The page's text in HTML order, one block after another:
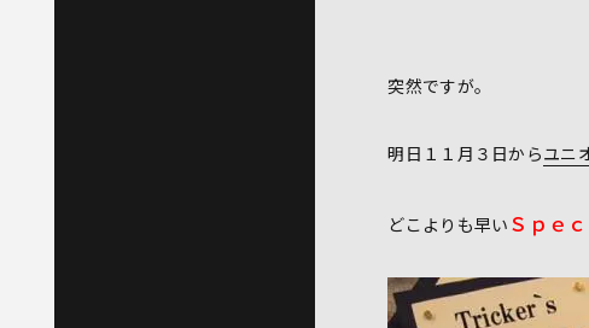
突然ですが。
明日１１月３日からユニ
どこよりも早い Ｓｐｅ